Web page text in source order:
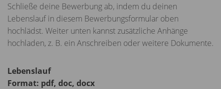
Schließe deine Bewerbung ab, indem du deinen
Lebenslauf in diesem Bewerbungsformular oben
hochlädst. Weiter unten kannst zusätzliche Anhänge
hochladen, z. B. ein Anschreiben oder weitere Dokumente.
Lebenslauf
Format: pdf, doc, docx